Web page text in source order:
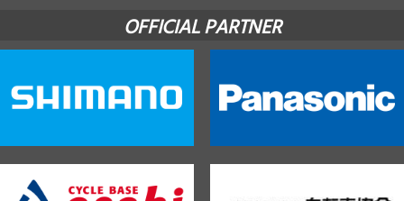
OFFICIAL PARTNER